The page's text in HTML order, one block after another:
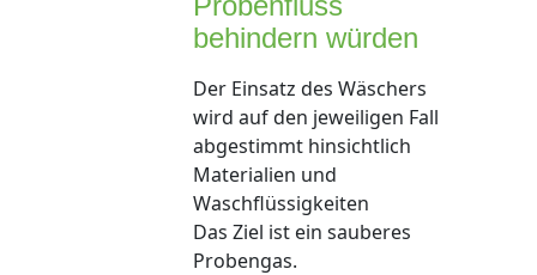
behindern würden
Der Einsatz des Wäschers
wird auf den jeweiligen Fall
abgestimmt hinsichtlich
Materialien und
Waschflüssigkeiten
Das Ziel ist ein sauberes
Probengas.